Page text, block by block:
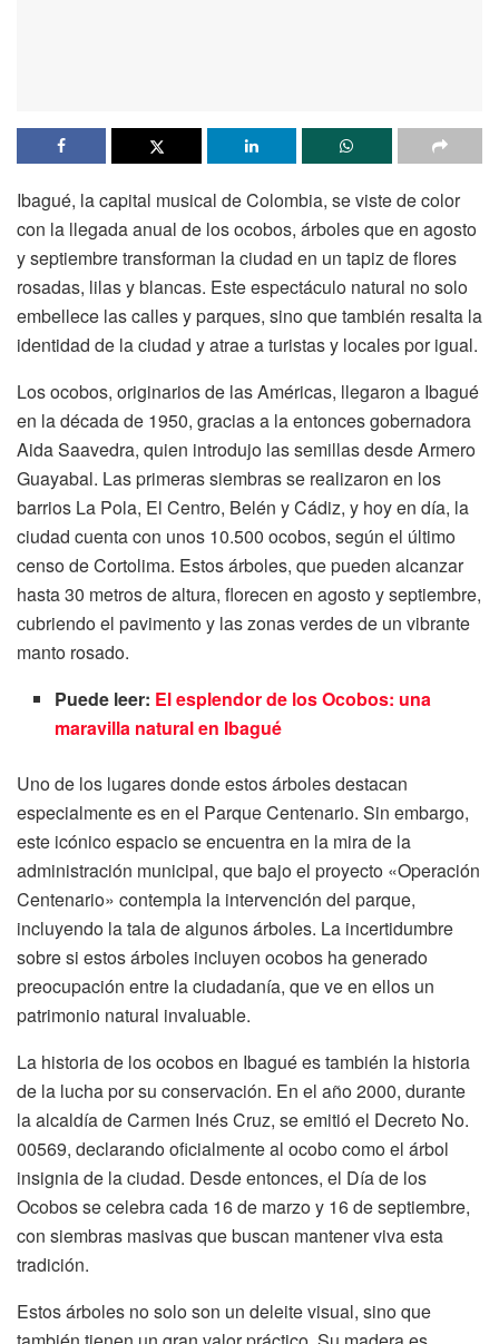
Ibagué, la capital musical de Colombia, se viste de color
con la llegada anual de los ocobos, árboles que en agosto
y septiembre transforman la ciudad en un tapiz de flores
rosadas, lilas y blancas. Este espectáculo natural no solo
embellece las calles y parques, sino que también resalta la
identidad de la ciudad y atrae a turistas y locales por igual.
Los ocobos, originarios de las Américas, llegaron a Ibagué
en la década de 1950, gracias a la entonces gobernadora
Aida Saavedra, quien introdujo las semillas desde Armero
Guayabal. Las primeras siembras se realizaron en los
barrios La Pola, El Centro, Belén y Cádiz, y hoy en día, la
ciudad cuenta con unos 10.500 ocobos, según el último
censo de Cortolima. Estos árboles, que pueden alcanzar
hasta 30 metros de altura, florecen en agosto y septiembre,
cubriendo el pavimento y las zonas verdes de un vibrante
manto rosado.
Puede leer: El esplendor de los Ocobos: una
maravilla natural en Ibagué
Uno de los lugares donde estos árboles destacan
especialmente es en el Parque Centenario. Sin embargo,
este icónico espacio se encuentra en la mira de la
administración municipal, que bajo el proyecto «Operación
Centenario» contempla la intervención del parque,
incluyendo la tala de algunos árboles. La incertidumbre
sobre si estos árboles incluyen ocobos ha generado
preocupación entre la ciudadanía, que ve en ellos un
patrimonio natural invaluable.
La historia de los ocobos en Ibagué es también la historia
de la lucha por su conservación. En el año 2000, durante
la alcaldía de Carmen Inés Cruz, se emitió el Decreto No.
00569, declarando oficialmente al ocobo como el árbol
insignia de la ciudad. Desde entonces, el Día de los
Ocobos se celebra cada 16 de marzo y 16 de septiembre,
con siembras masivas que buscan mantener viva esta
tradición.
Estos árboles no solo son un deleite visual, sino que